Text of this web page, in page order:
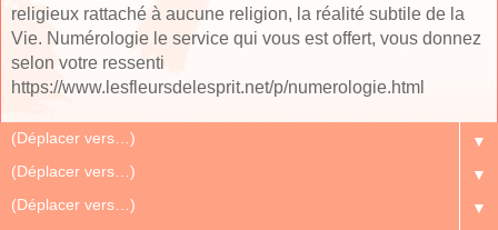
religieux rattaché à aucune religion, la réalité subtile de la
Vie. Numérologie le service qui vous est offert, vous donnez
selon votre ressenti
https://www.lesfleursdelesprit.net/p/numerologie.html
▼
▼
▼